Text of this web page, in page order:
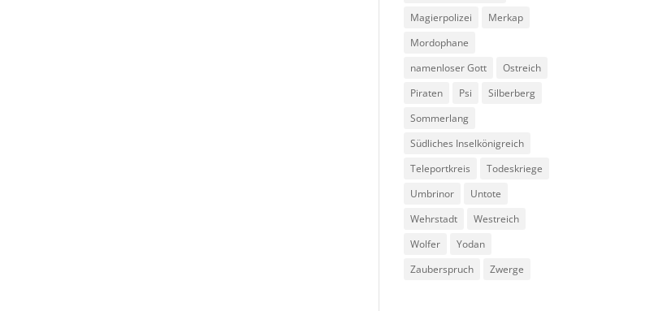
Magierpolizei
Merkap
Mordophane
namenloser Gott
Ostreich
Piraten
Psi
Silberberg
Sommerlang
Südliches Inselkönigreich
Teleportkreis
Todeskriege
Umbrinor
Untote
Wehrstadt
Westreich
Wolfer
Yodan
Zauberspruch
Zwerge